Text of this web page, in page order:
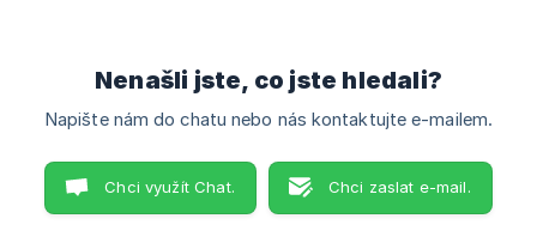
Nenašli jste, co jste hledali?
Napište nám do chatu nebo nás kontaktujte e-mailem.
Chci využít Chat. Chci zaslat e-mail.